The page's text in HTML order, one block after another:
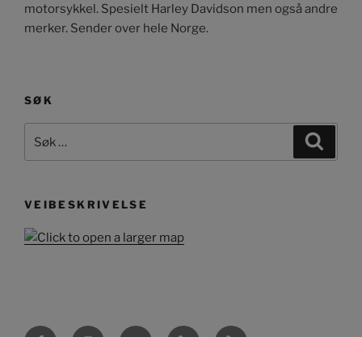
motorsykkel. Spesielt Harley Davidson men også andre
merker. Sender over hele Norge.
SØK
etter:
VEIBESKRIVELSE